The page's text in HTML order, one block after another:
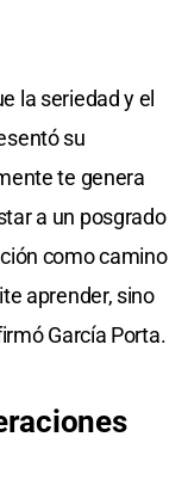
la seriedad y el
su
te genera
a un posgrado
como camino
aprender, sino
García Porta.